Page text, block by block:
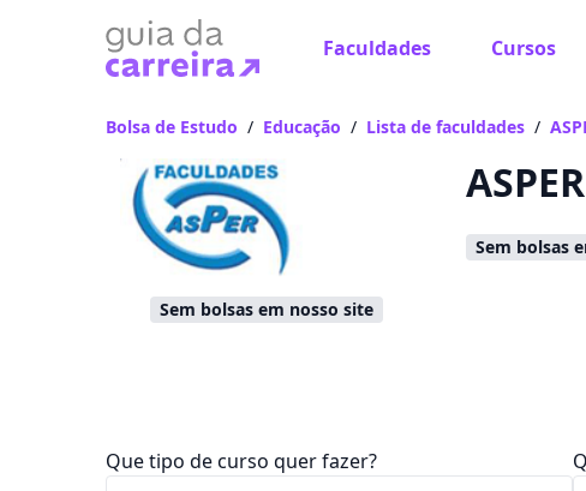
Faculdades Cursos
Vamos
Bolsa de Estudo / Educação / Lista de faculdades /
Sem bolsas em nosso site
Sem bolsas
Que tipo de curso quer fazer?